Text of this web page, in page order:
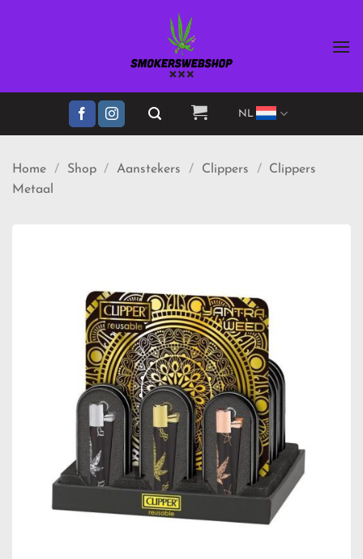
NL
Home / Shop / Aanstekers / Clippers /
Clippers
Metaal